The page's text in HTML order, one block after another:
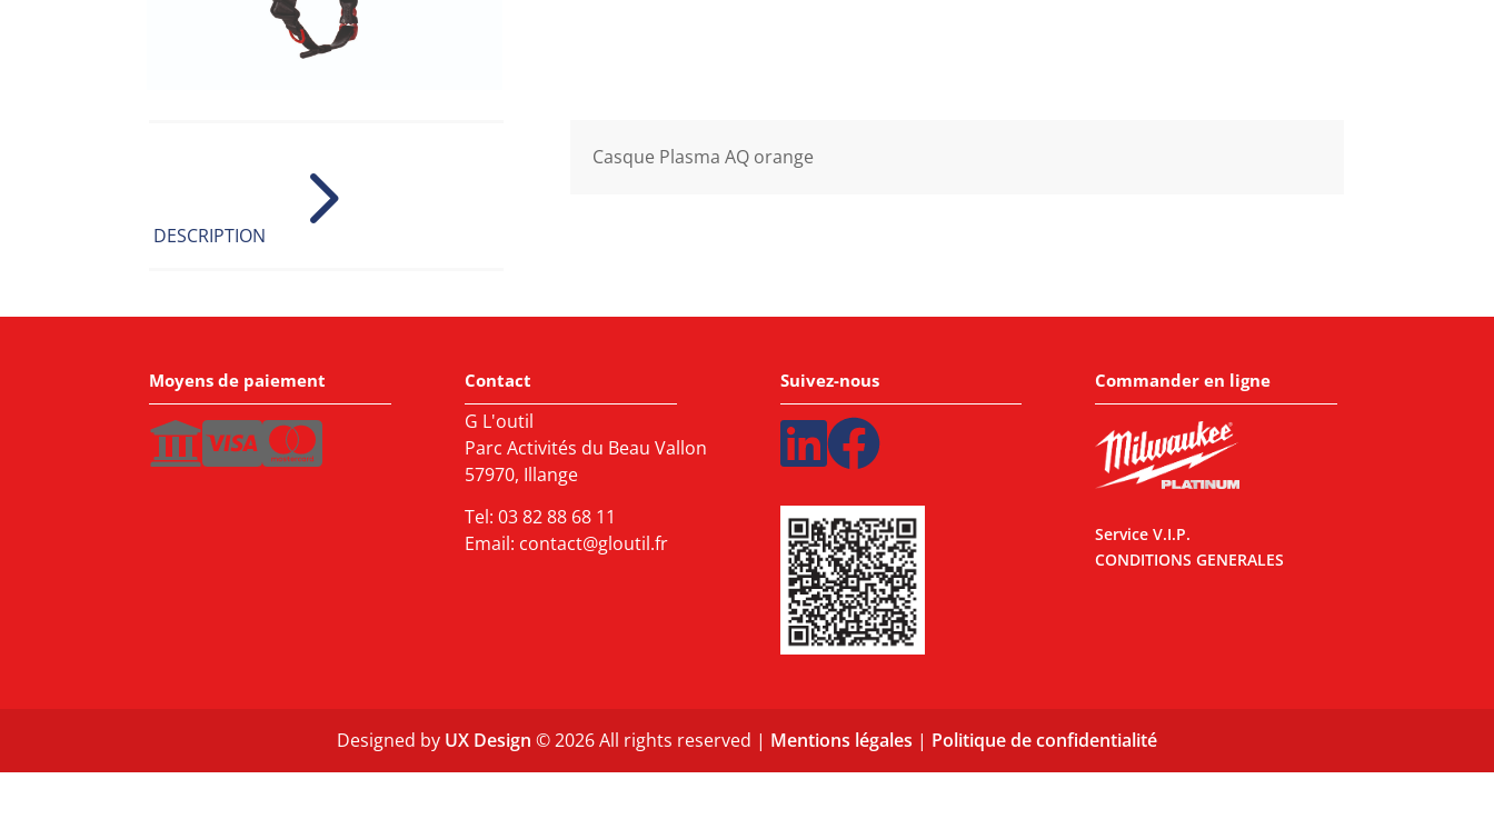
DESCRIPTION 5 Casque Plasma AQ orange
Moyens de paiement Contact
G L'outil
Parc Activités du Beau Vallon
57970, Illange
Tel: 03 82 88 68 11
Email: contact@gloutil.fr
Suivez-nous Commander en ligne
Service V.I.P.
CONDITIONS GENERALES
Designed by UX Design © 2026 All rights reserved | Mentions légales | Politique de confidentialité